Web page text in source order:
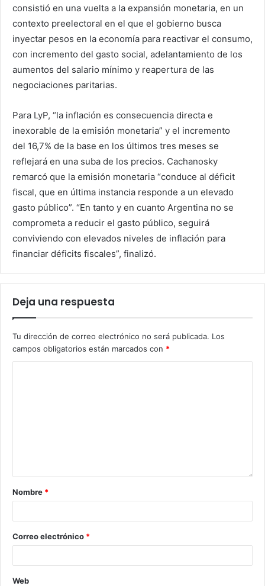
consistió en una vuelta a la expansión monetaria, en un
contexto preelectoral en el que el gobierno busca
inyectar pesos en la economía para reactivar el consumo,
con incremento del gasto social, adelantamiento de los
aumentos del salario mínimo y reapertura de las
negociaciones paritarias.
Para LyP, “la inflación es consecuencia directa e
inexorable de la emisión monetaria” y el incremento
del 16,7% de la base en los últimos tres meses se
reflejará en una suba de los precios. Cachanosky
remarcó que la emisión monetaria “conduce al déficit
fiscal, que en última instancia responde a un elevado
gasto público”. “En tanto y en cuanto Argentina no se
comprometa a reducir el gasto público, seguirá
conviviendo con elevados niveles de inflación para
financiar déficits fiscales”, finalizó.
Deja una respuesta
Tu dirección de correo electrónico no será publicada. Los
campos obligatorios están marcados con *
Nombre *
Correo electrónico *
Web